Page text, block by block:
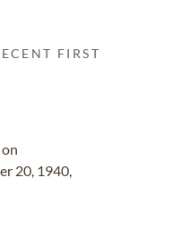
FIRST
20, 1940,